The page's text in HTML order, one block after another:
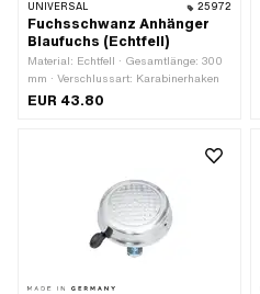
UNIVERSAL 25972
Fuchsschwanz Anhänger
Blaufuchs (Echtfell)
Material: Echtfell · Gesamtlänge: 300
mm · Verschlussart: Karabinerhaken
EUR 43.80